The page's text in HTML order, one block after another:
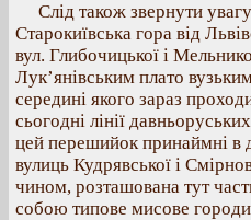
Слід також звернути
Старокиївська гора від
вул. Глибочицької і
Лук’янівським плато
середині якого зараз
сьогодні лінії
цей перешийок принаймні в
вулиць Кудрявської і
чином, розташована тут
собою типове мисове